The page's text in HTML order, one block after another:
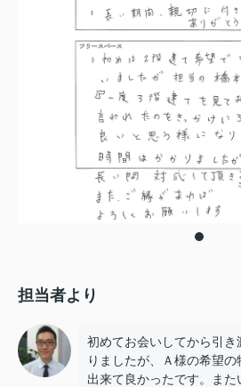
担当者より
初めてお会いしてから引
りましたが、Ａ様の希望
出来て良かったです。また